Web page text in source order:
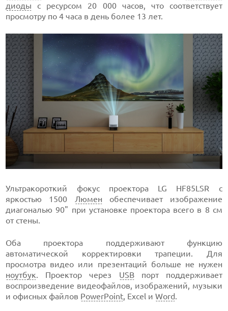
диоды с ресурсом 20 000 часов, что соответствует
просмотру по 4 часа в день более 13 лет.
Ультракороткий фокус проектора LG HF85LSR с
яркостью 1500 Люмен обеспечивает изображение
диагональю 90" при установке проектора всего в 8 см
от стены.
Оба проектора поддерживают функцию
автоматической корректировки трапеции. Для
просмотра видео или презентаций больше не нужен
ноутбук. Проектор через USBпорт поддерживает
воспроизведение видеофайлов, изображений, музыки
и офисных файлов PowerPoint, Excel иWord.